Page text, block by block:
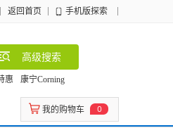
返回首页 手机版探索
高级搜索
惠 康宁Corning
我的购物车 0